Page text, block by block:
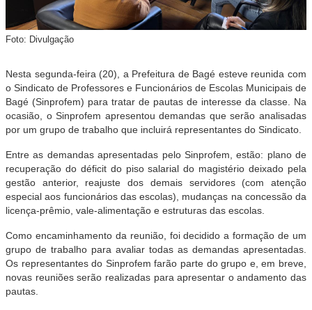
Foto: Divulgação
Nesta segunda-feira (20), a Prefeitura de Bagé esteve reunida com
o Sindicato de Professores e Funcionários de Escolas Municipais de
Bagé (Sinprofem) para tratar de pautas de interesse da classe. Na
ocasião, o Sinprofem apresentou demandas que serão analisadas
por um grupo de trabalho que incluirá representantes do Sindicato.
Entre as demandas apresentadas pelo Sinprofem, estão: plano de
recuperação do déficit do piso salarial do magistério deixado pela
gestão anterior, reajuste dos demais servidores (com atenção
especial aos funcionários das escolas), mudanças na concessão da
licença-prêmio, vale-alimentação e estruturas das escolas.
Como encaminhamento da reunião, foi decidido a formação de um
grupo de trabalho para avaliar todas as demandas apresentadas.
Os representantes do Sinprofem farão parte do grupo e, em breve,
novas reuniões serão realizadas para apresentar o andamento das
pautas.